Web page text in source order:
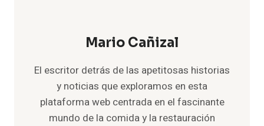
Mario Cañizal
El escritor detrás de las apetitosas historias
y noticias que exploramos en esta
plataforma web centrada en el fascinante
mundo de la comida y la restauración